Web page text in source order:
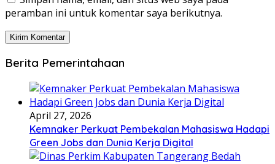
peramban ini untuk komentar saya berikutnya.
Berita Pemerintahaan
April 27, 2026
Kemnaker Perkuat Pembekalan Mahasiswa Hadapi
Green Jobs dan Dunia Kerja Digital